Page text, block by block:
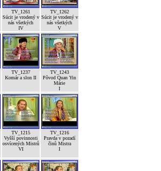
TV_1261
Súcit je vrodený v
nás všetkých
IV
TV_1262
Súcit je vrodený v
nás všetkých
V
TV_1237
Komár a slon II
TV_1243
Pôvod Quan Yin
Márie
I
TV_1215
Vyšší povinnosti
osvícených Mistrů
VI
TV_1216
Pravda v pozadí
činů Mistra
I